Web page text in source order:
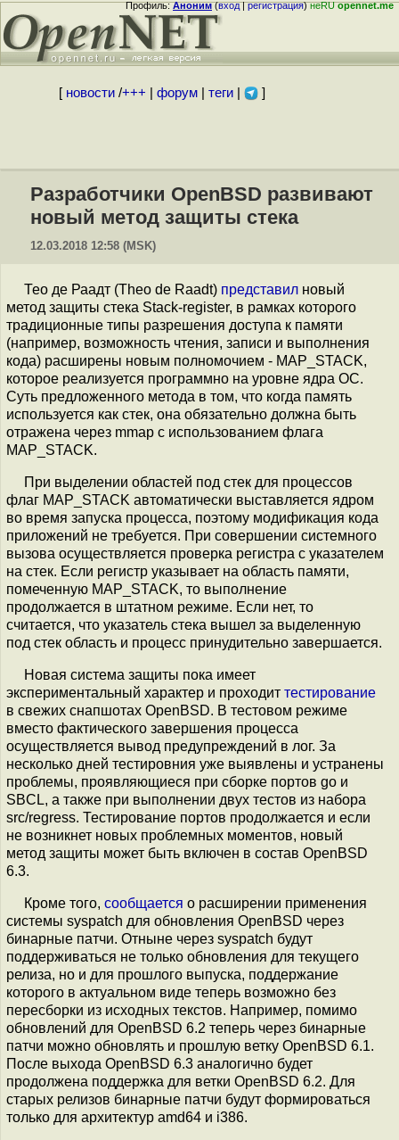
Профиль:Аноним(вход|регистрация)неRUopennet.me
[ новости/+++ форум| теги| ]
Разработчики OpenBSD развивают
новый метод защиты стека
12.03.2018 12:58 (MSK)
Тео де Раадт (Theo de Raadt) представил новый
метод защиты стека Stack-register, в рамках которого
традиционные типы разрешения доступа к памяти
(например, возможность чтения, записи и выполнения
кода) расширены новым полномочием - MAP_STACK,
которое реализуется программно на уровне ядра ОС.
Суть предложенного метода в том, что когда память
используется как стек, она обязательно должна быть
отражена через mmap с использованием флага
MAP_STACK.
При выделении областей под стек для процессов
флаг MAP_STACK автоматически выставляется ядром
во время запуска процесса, поэтому модификация кода
приложений не требуется. При совершении системного
вызова осуществляется проверка регистра с указателем
на стек. Если регистр указывает на область памяти,
помеченную MAP_STACK, то выполнение
продолжается в штатном режиме. Если нет, то
считается, что указатель стека вышел за выделенную
под стек область и процесс принудительно завершается.
Новая система защиты пока имеет
экспериментальный характер и проходит тестирование
в свежих снапшотах OpenBSD. В тестовом режиме
вместо фактического завершения процесса
осуществляется вывод предупреждений в лог. За
несколько дней тестировния уже выявлены и устранены
проблемы, проявляющиеся при сборке портов go и
SBCL, а также при выполнении двух тестов из набора
src/regress. Тестирование портов продолжается и если
не возникнет новых проблемных моментов, новый
метод защиты может быть включен в состав OpenBSD
6.3.
Кроме того, сообщается о расширении применения
системы syspatch для обновления OpenBSD через
бинарные патчи. Отныне через syspatch будут
поддерживаться не только обновления для текущего
релиза, но и для прошлого выпуска, поддержание
которого в актуальном виде теперь возможно без
пересборки из исходных текстов. Например, помимо
обновлений для OpenBSD 6.2 теперь через бинарные
патчи можно обновлять и прошлую ветку OpenBSD 6.1.
После выхода OpenBSD 6.3 аналогично будет
продолжена поддержка для ветки OpenBSD 6.2. Для
старых релизов бинарные патчи будут формироваться
только для архитектур amd64 и i386.